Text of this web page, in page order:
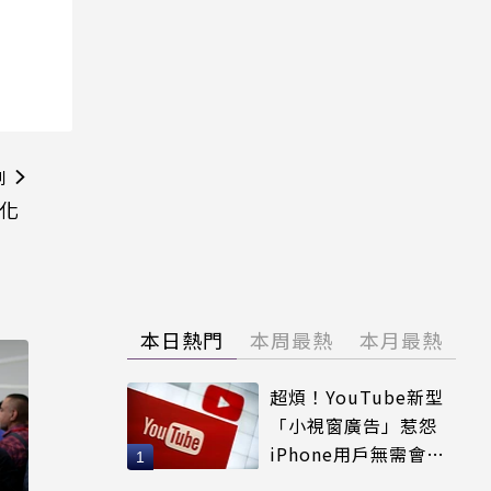
本日熱門 本周最熱 本月最熱
超煩！YouTube新型
「小視窗廣告」惹怨
iPhone用戶無需會員